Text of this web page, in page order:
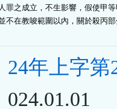
罪之成立，不生影響，假使甲
不在教唆範圍以內，關於殺丙
24年上字第
024.01.01